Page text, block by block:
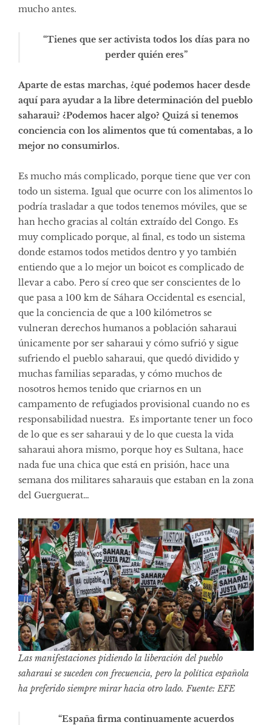
mucho antes.
“Tienes que ser activista todos los días para no
perder quién eres”
Aparte de estas marchas, ¿qué podemos hacer desde
aquí para ayudar a la libre determinación del pueblo
saharaui? ¿Podemos hacer algo? Quizá si tenemos
conciencia con los alimentos que tú comentabas, a lo
mejor no consumirlos.
Es mucho más complicado, porque tiene que ver con
todo un sistema. Igual que ocurre con los alimentos lo
podría trasladar a que todos tenemos móviles, que se
han hecho gracias al coltán extraído del Congo. Es
muy complicado porque, al final, es todo un sistema
donde estamos todos metidos dentro y yo también
entiendo que a lo mejor un boicot es complicado de
llevar a cabo. Pero sí creo que ser conscientes de lo
que pasa a 100 km de Sáhara Occidental es esencial,
que la conciencia de que a 100 kilómetros se
vulneran derechos humanos a población saharaui
únicamente por ser saharaui y cómo sufrió y sigue
sufriendo el pueblo saharaui, que quedó dividido y
muchas familias separadas, y cómo muchos de
nosotros hemos tenido que criarnos en un
campamento de refugiados provisional cuando no es
responsabilidad nuestra. Es importante tener un foco
de lo que es ser saharaui y de lo que cuesta la vida
saharaui ahora mismo, porque hoy es Sultana, hace
nada fue una chica que está en prisión, hace una
semana dos militares saharauis que estaban en la zona
del Guerguerat…
Las manifestaciones pidiendo la liberación del pueblo
saharaui se suceden con frecuencia, pero la política española
ha preferido siempre mirar hacia otro lado. Fuente: EFE
“España firma continuamente acuerdos